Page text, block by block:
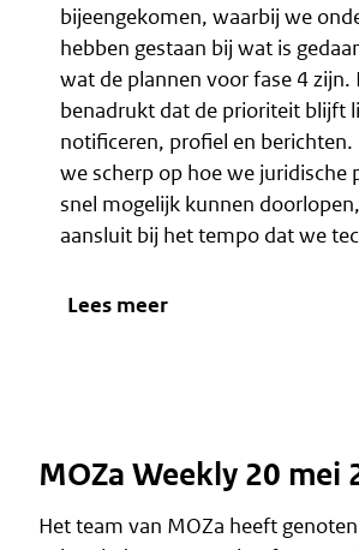
bijeengekomen, waarbij we
hebben gestaan bij wat is
wat de plannen voor fase 4zijn.
benadrukt dat de prioriteit blijft
notificeren, profiel en berichten.
we scherp op hoe we juridische
snel mogelijk kunnen
aansluit bij het tempo dat we
Lees meer
MOZa Weekly 20 mei
Het team van MOZa heeft